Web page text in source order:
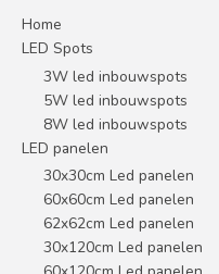
Home
LED Spots
3W led inbouwspots
5W led inbouwspots
8W led inbouwspots
LED panelen
30x30cm Led panelen
60x60cm Led panelen
62x62cm Led panelen
30x120cm Led panelen